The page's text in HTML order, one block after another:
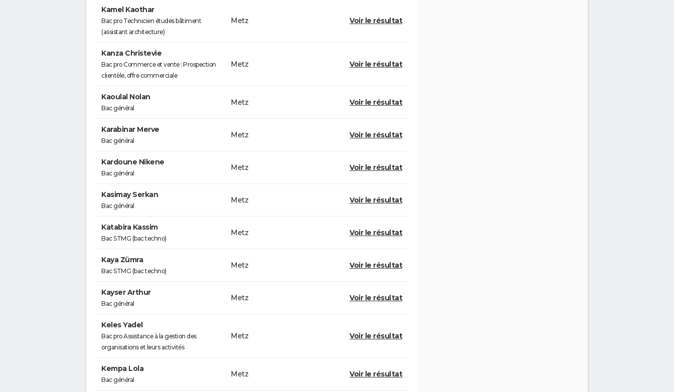
Kamel Kaothar
Bac pro Technicien études bâtiment
(assistant architecture)
Metz Voir le résultat
Kanza Christevie
Bac pro Commerce et vente : Prospection
clientèle, offre commerciale
Metz Voir le résultat
Kaoulal Nolan
Bac général
Metz Voir le résultat
Karabinar Merve
Bac général
Metz Voir le résultat
Kardoune Nikene
Bac général
Metz Voir le résultat
Kasimay Serkan
Bac général
Metz Voir le résultat
Katabira Kassim
Bac STMG (bac techno)
Metz Voir le résultat
Kaya Zümra
Bac STMG (bac techno)
Metz Voir le résultat
Kayser Arthur
Bac général
Metz Voir le résultat
Keles Yadel
Bac pro Assistance à la gestion des
organisations et leurs activités
Metz Voir le résultat
Kempa Lola
Bac général
Metz Voir le résultat